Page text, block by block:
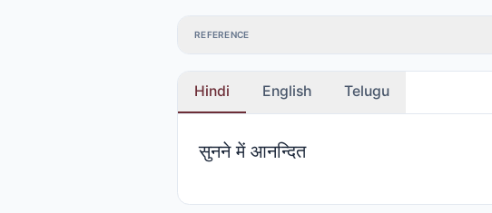
REFERENCE
Hindi English Telugu
सुनने में आनन्दित